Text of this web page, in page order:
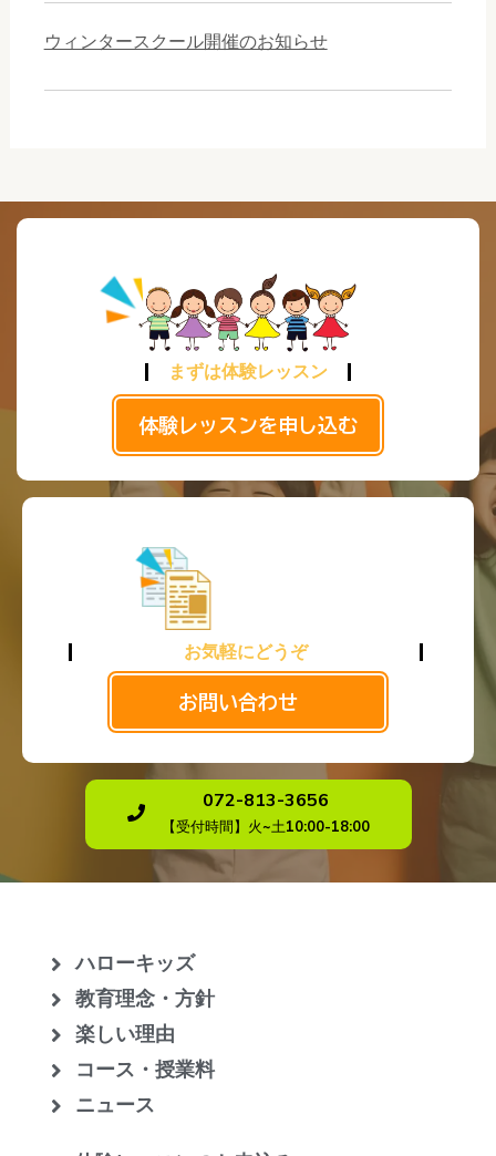
ウィンタースクール開催のお知らせ
まずは体験レッスン
体験レッスンを申し込む
お気軽にどうぞ
お問い合わせ
072-813-3656
【受付時間】火~土10:00-18:00
ハローキッズ
教育理念・方針
楽しい理由
コース・授業料
ニュース